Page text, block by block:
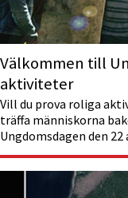
Välkommen till
aktiviteter
Vill du prova roliga
träffa människorna
Ungdomsdagen den